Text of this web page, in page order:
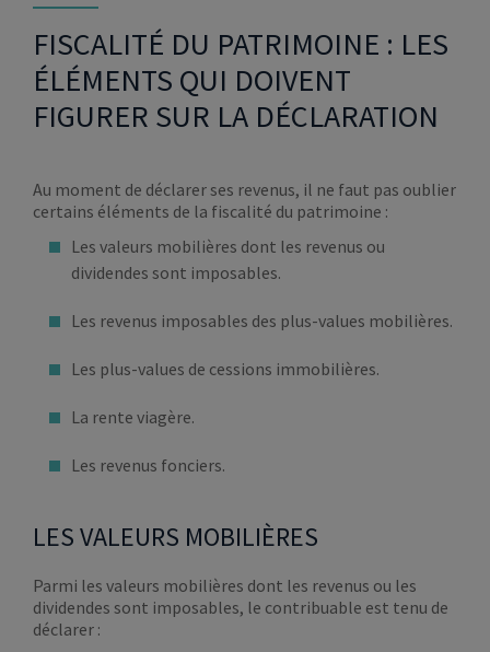
FISCALITÉ DU PATRIMOINE : LES
ÉLÉMENTS QUI DOIVENT
FIGURER SUR LA DÉCLARATION
Au moment de déclarer ses revenus, il ne faut pas oublier
certains éléments de la fiscalité du patrimoine :
Les valeurs mobilières dont les revenus ou
dividendes sont imposables.
Les revenus imposables des plus-values mobilières.
Les plus-values de cessions immobilières.
La rente viagère.
Les revenus fonciers.
LES VALEURS MOBILIÈRES
Parmi les valeurs mobilières dont les revenus ou les
dividendes sont imposables, le contribuable est tenu de
déclarer :